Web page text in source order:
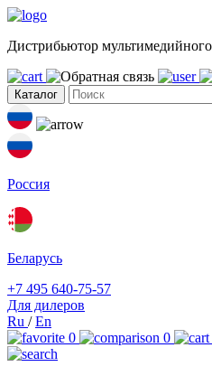
Дистрибьютор
Каталог
Россия
Беларусь
+7 495 640-75-57
Для дилеров
Ru /En
0
0